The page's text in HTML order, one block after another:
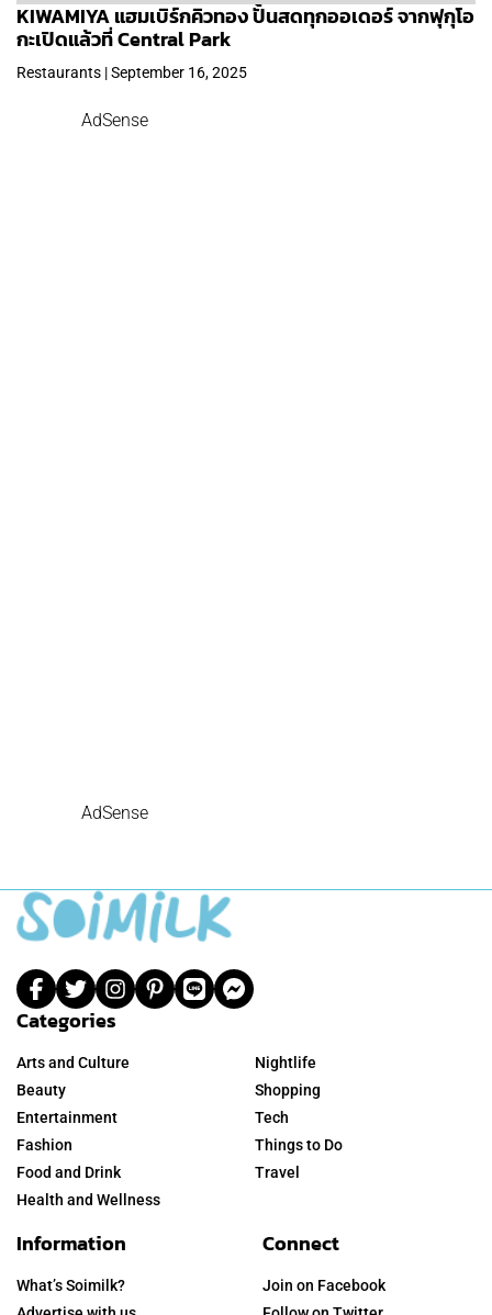
KIWAMIYA แฮมเบิร์กคิวทอง ปั้นสดทุกออเดอร์ จากฟุกุโอ
กะเปิดแล้วที่ Central Park
Restaurants | September 16, 2025
AdSense
AdSense
Categories
Arts and Culture
Beauty
Entertainment
Fashion
Food and Drink
Health and Wellness
Nightlife
Shopping
Tech
Things to Do
Travel
Information
What’s Soimilk?
Connect
Join on Facebook